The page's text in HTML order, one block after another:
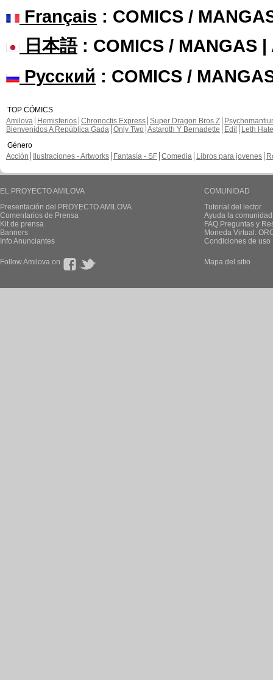
Français : COMICS /
日本語: COMICS / MANGAS |
Русский : COMICS /
TOP CÓMICS
Amilova
Hemisferios Chronoctis Express Super Dragon Bros Z
Bienvenidos A República Gada Only Two Astaroth Y Bernadette Edil
Leth Hate
Género
Acción
Ilustraciones - Artworks Fantasía - SF Comedia Libros para jovenes
EL PROYECTO AMILOVA
Presentación del PROYECTO AMILOVA
Comentarios de Prensa
Kit de prensa
Banners
Info Anunciantes
COMUNIDAD
Tutorial del lector
Ayuda la
FAQ.Preguntas y
Moneda Virtual:
Condiciones de uso
Follow Amilova on Mapa del sitio